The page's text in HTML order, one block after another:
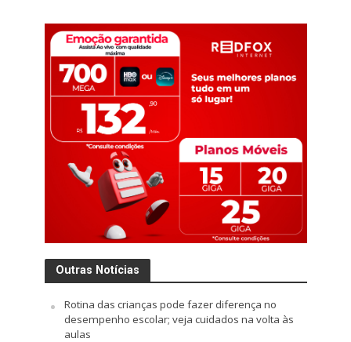
Outras Notícias
Rotina das crianças pode fazer diferença no
desempenho escolar; veja cuidados na volta às
aulas